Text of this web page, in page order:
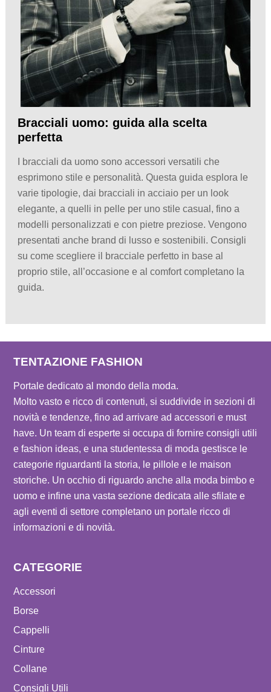
Bracciali uomo: guida alla scelta
perfetta
I bracciali da uomo sono accessori versatili che
esprimono stile e personalità. Questa guida esplora le
varie tipologie, dai bracciali in acciaio per un look
elegante, a quelli in pelle per uno stile casual, fino a
modelli personalizzati e con pietre preziose. Vengono
presentati anche brand di lusso e sostenibili. Consigli
su come scegliere il bracciale perfetto in base al
proprio stile, all’occasione e al comfort completano la
guida.
TENTAZIONE FASHION
Portale dedicato al mondo della moda.
Molto vasto e ricco di contenuti, si suddivide in sezioni di
novità e tendenze, fino ad arrivare ad accessori e must
have. Un team di esperte si occupa di fornire consigli utili
e fashion ideas, e una studentessa di moda gestisce le
categorie riguardanti la storia, le pillole e le maison
storiche. Un occhio di riguardo anche alla moda bimbo e
uomo e infine una vasta sezione dedicata alle sfilate e
agli eventi di settore completano un portale ricco di
informazioni e di novità.
CATEGORIE
Accessori
Borse
Cappelli
Cinture
Collane
Consigli Utili